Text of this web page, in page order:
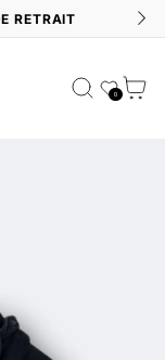
RETRAIT
Liste de 0
Panier